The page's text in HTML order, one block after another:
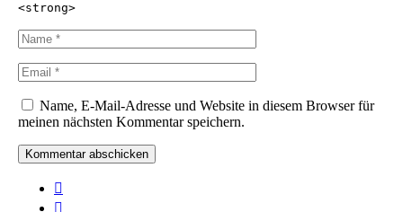
<strong>
Name, E-Mail-Adresse und Website in diesem Browser für
meinen nächsten Kommentar speichern.